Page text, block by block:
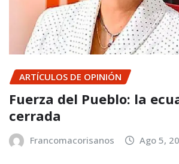
ARTÍCULOS DE OPINIÓN
Fuerza del Pueblo: la
cerrada
Francomacorisanos Ago 5,